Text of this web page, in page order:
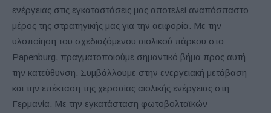
ενέργειας στις εγκαταστάσεις μας αποτελεί αναπόσπαστο
μέρος της στρατηγικής μας για την αειφορία. Με την
υλοποίηση του σχεδιαζόμενου αιολικού πάρκου στο
Papenburg, πραγματοποιούμε σημαντικό βήμα προς αυτή
την κατεύθυνση. Συμβάλλουμε στην ενεργειακή μετάβαση
και την επέκταση της χερσαίας αιολικής ενέργειας στη
Γερμανία. Με την εγκατάσταση φωτοβολταϊκών